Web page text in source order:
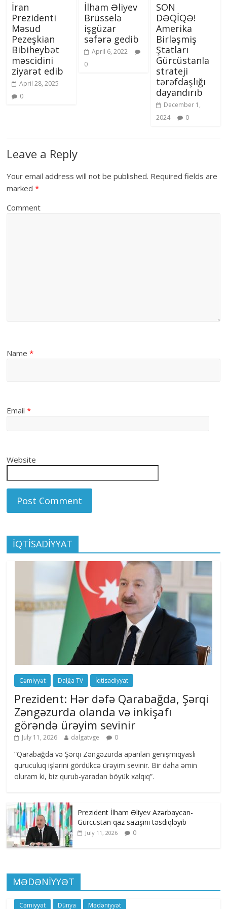
İran
Prezidenti
Məsud
Pezeşkian
Bibiheybət
məscidini
ziyarət edib
April 28, 2025
0
İlham Əliyev
Brüsselə
işgüzar
səfərə gedib
April 6, 2022
0
SON
DƏQİQƏ!
Amerika
Birləşmiş
Ştatları
Gürcüstanla
strateji
tərəfdaşlığı
dayandırıb
December 1,
2024
0
Leave a Reply
Your email address will not be published. Required fields are
marked*
Comment
Name*
Email*
Website
İQTİSADİYYAT
Cəmiyyət Dalğa TV İqtisadiyyat
Prezident: Hər dəfə Qarabağda, Şərqi
Zəngəzurda olanda və inkişafı
görəndə ürəyim sevinir
July 11, 2026 dalgatvge 0
“Qarabağda və Şərqi Zəngəzurda aparılan genişmiqyaslı
quruculuq işlərini gördükcə ürəyim sevinir. Bir daha əmin
oluram ki, biz qurub-yaradan böyük xalqıq”.
Prezident İlham Əliyev Azərbaycan-
Gürcüstan qaz sazişini təsdiqləyib
July 11, 2026 0
MƏDƏNİYYƏT
Cəmiyyət Dünya Mədəniyyət